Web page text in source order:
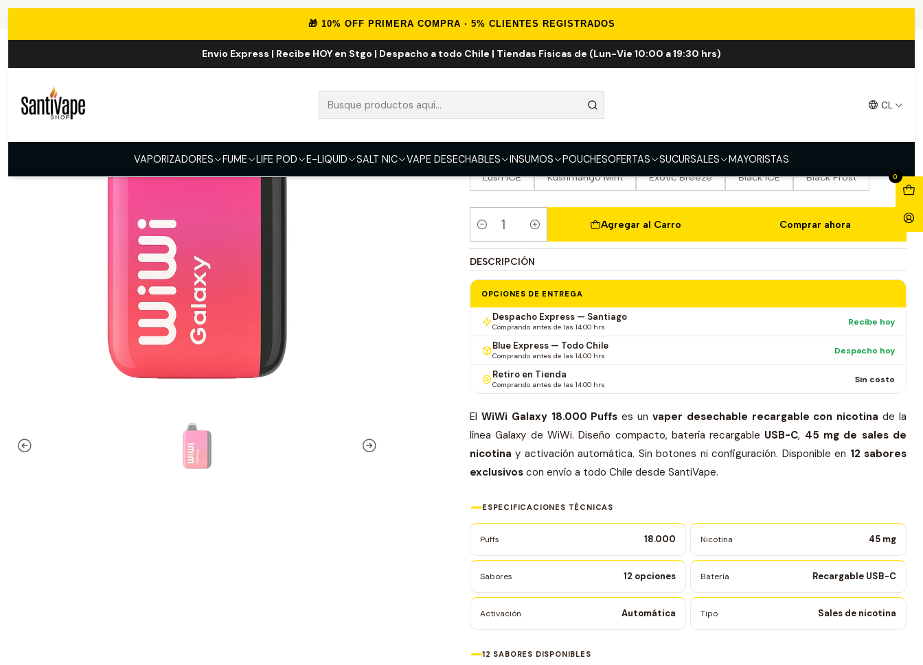
🎁 10% OFF PRIMERA COMPRA · 5% CLIENTES REGISTRADOS
Envio Express | Recibe HOY en Stgo | Despacho a todo Chile | Tiendas Fisicas de (Lun-Vie 10:00 a 19:30 hrs)
CL
VAPORIZADORES FUME LIFE POD E-LIQUID SALT NIC VAPE DESECHABLES INSUMOS POUCHESOFERTAS SUCURSALES MAYORISTAS
0
WiWi Galaxy 18000 Puff
Strawberry Watermelon
Lush ICE Kushmango Mint Exotic Breeze Black ICE Black Frost
Cantidad
Agregar al Carro Comprar ahora
DESCRIPCIÓN
OPCIONES DE ENTREGA
Despacho Express — Santiago
Comprando antes de las 14:00 hrs Recibe hoy
Blue Express — Todo Chile
Comprando antes de las 14:00 hrs Despacho hoy
Retiro en Tienda
Comprando antes de las 14:00 hrs Sin costo
El WiWi Galaxy 18.000 Puffs es un vaper desechable recargable con nicotina de la
línea Galaxy de WiWi. Diseño compacto, batería recargable USB-C, 45 mg de sales de
nicotina y activación automática. Sin botones ni configuración. Disponible en 12 sabores
exclusivos con envío a todo Chile desde SantiVape.
ESPECIFICACIONES TÉCNICAS
Puffs 18.000 Nicotina 45 mg
Sabores 12 opciones Batería Recargable USB-C
Activación Automática Tipo Sales de nicotina
12 SABORES DISPONIBLES